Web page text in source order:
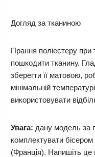
Догляд за тканиною
Прання поліестеру при
пошкодити тканину.
зберегти її матовою,
мінімальній
використовувати
Увага: дану модель за
комплектувати
(Франція). Напишіть це